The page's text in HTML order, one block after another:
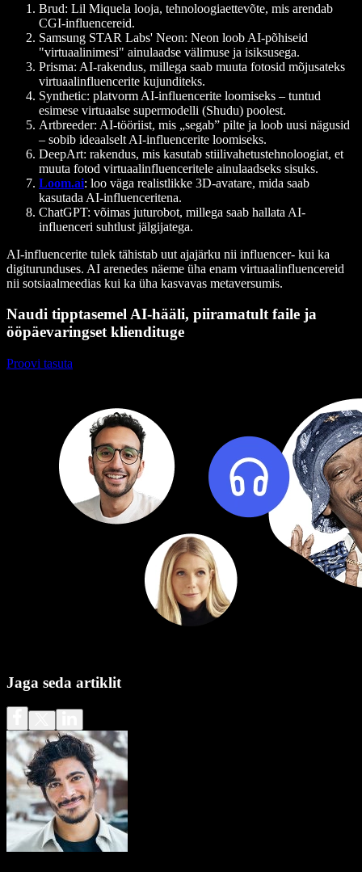
Brud: Lil Miquela looja, tehnoloogiaettevõte, mis arendab
CGI-influencereid.
Samsung STAR Labs' Neon: Neon loob AI-põhiseid
"virtuaalinimesi" ainulaadse välimuse ja isiksusega.
Prisma: AI-rakendus, millega saab muuta fotosid mõjusateks
virtuaalinfluencerite kujunditeks.
Synthetic: platvorm AI-influencerite loomiseks – tuntud
esimese virtuaalse supermodelli (Shudu) poolest.
Artbreeder: AI-tööriist, mis „segab” pilte ja loob uusi nägusid
– sobib ideaalselt AI-influencerite loomiseks.
DeepArt: rakendus, mis kasutab stiilivahetustehnoloogiat, et
muuta fotod virtuaalinfluenceritele ainulaadseks sisuks.
Loom.ai: loo väga realistlikke 3D-avatare, mida saab
kasutada AI-influenceritena.
ChatGPT: võimas juturobot, millega saab hallata AI-
influenceri suhtlust jälgijatega.
AI-influencerite tulek tähistab uut ajajärku nii influencer- kui ka
digiturunduses. AI arenedes näeme üha enam virtuaalinfluencereid
nii sotsiaalmeedias kui ka üha kasvavas metaversumis.
Naudi tipptasemel AI-hääli, piiramatult faile ja
ööpäevaringset kliendituge
Proovi tasuta
Jaga seda artiklit